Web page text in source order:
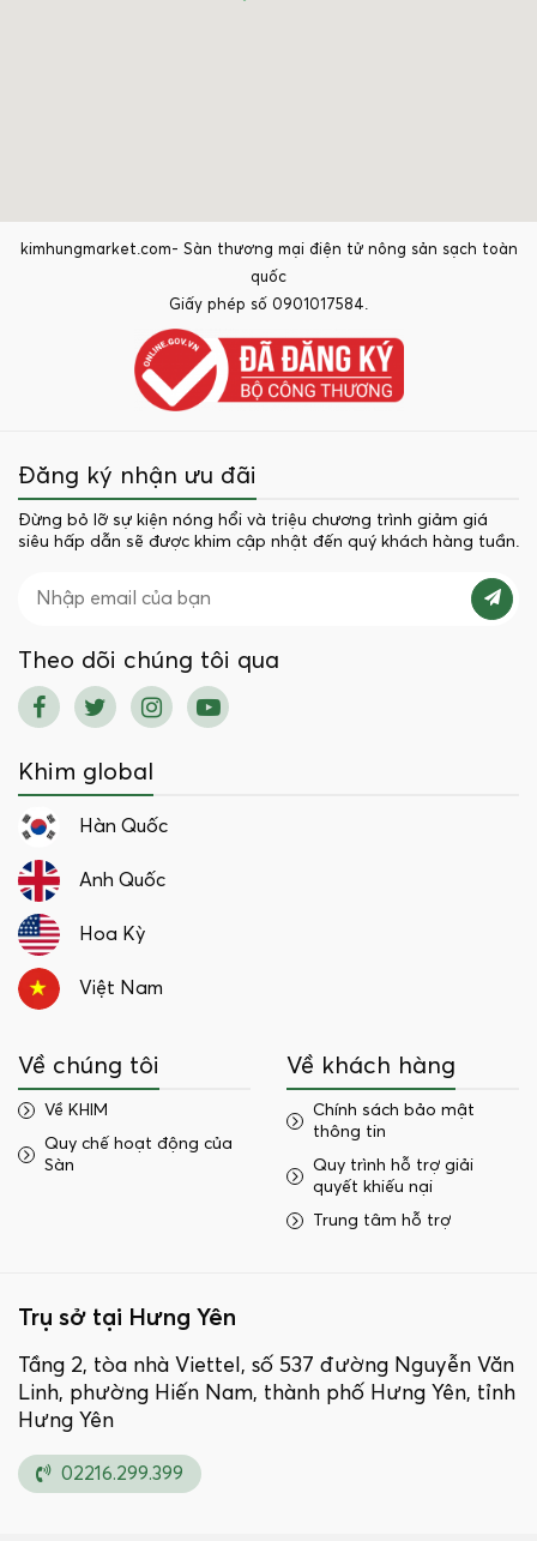
kimhungmarket.com- Sàn thương mại điện tử nông sản sạch toàn
quốc
Giấy phép số 0901017584.
Đăng ký nhận ưu đãi
Đừng bỏ lỡ sự kiện nóng hổi và triệu chương trình giảm giá
siêu hấp dẫn sẽ được khim cập nhật đến quý khách hàng tuần.
Theo dõi chúng tôi qua
Khim global
Hàn Quốc
Anh Quốc
Hoa Kỳ
Việt Nam
Về chúng tôi
Về KHIM
Quy chế hoạt động của
Sàn
Về khách hàng
Chính sách bảo mật
thông tin
Quy trình hỗ trợ giải
quyết khiếu nại
Trung tâm hỗ trợ
Trụ sở tại Hưng Yên
Tầng 2, tòa nhà Viettel, số 537 đường Nguyễn Văn
Linh, phường Hiến Nam, thành phố Hưng Yên, tỉnh
Hưng Yên
02216.299.399